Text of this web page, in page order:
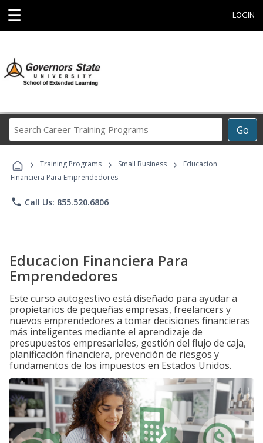
☰ LOGIN
Go
Career
Programs
› Training Programs › Small Business ›
Educacion
Financiera Para Emprendedores
phone Call Us: 855.520.6806
Educacion Financiera Para
Emprendedores
Este curso autogestivo está diseñado para ayudar a
propietarios de pequeñas empresas, freelancers y
nuevos emprendedores a tomar decisiones financieras
más inteligentes mediante el aprendizaje de
presupuestos empresariales, gestión del flujo de caja,
planificación financiera, prevención de riesgos y
fundamentos de los impuestos en Estados Unidos.